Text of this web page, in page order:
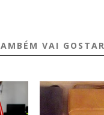
VAI GOSTAR